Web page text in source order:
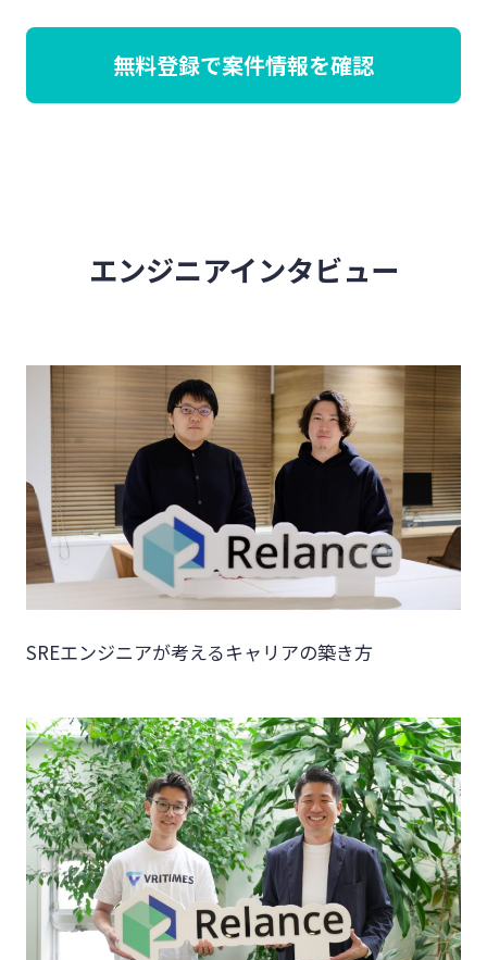
無料登録で案件情報を確認
エンジニアインタビュー
SREエンジニアが考えるキャリアの築き方